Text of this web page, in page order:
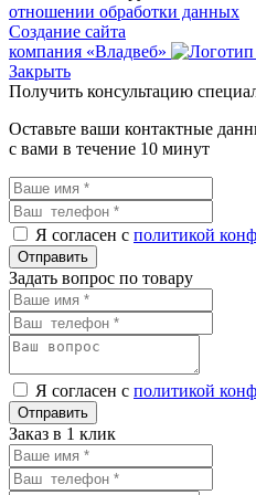
отношении обработки данных
Создание сайта
компания «Владвеб»
Закрыть
Получить консультацию
Оставьте ваши контактные
с вами в течение 10 минут
Я согласен с политикой
Задать вопрос по товару
Я согласен с политикой
Заказ в 1 клик